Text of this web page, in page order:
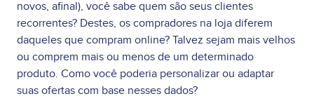
novos, afinal), você sabe quem são seus clientes
recorrentes? Destes, os compradores na loja diferem
daqueles que compram online? Talvez sejam mais velhos
ou comprem mais ou menos de um determinado
produto. Como você poderia personalizar ou adaptar
suas ofertas com base nesses dados?